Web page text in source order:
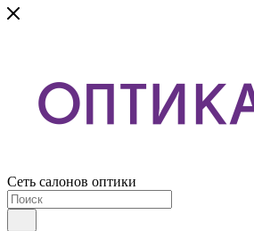
Сеть салонов оптики